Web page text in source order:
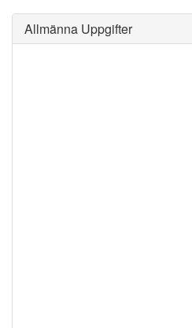
Allmänna Uppgifter